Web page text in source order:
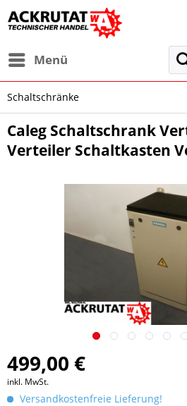
Menü
Schaltschränke
Caleg Schaltschrank
Verteiler Schaltkasten
499,00 €
inkl. MwSt.
Versandkostenfreie Lieferung!